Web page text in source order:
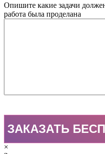
Опишите какие задачи
работа была проделана
×